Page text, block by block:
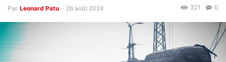
Par Leonard Patu - 26 août 2024 0
321